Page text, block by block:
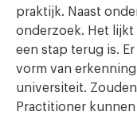
praktijk. Naast
onderzoek. Het
een stap terug is.
vorm van
universiteit.
Practitioner